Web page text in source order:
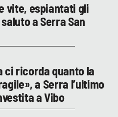
vite, espiantati gli
a Serra San
ci ricorda quanto la
a Serra l’ultimo
a Vibo